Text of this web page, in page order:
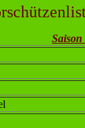
Saison